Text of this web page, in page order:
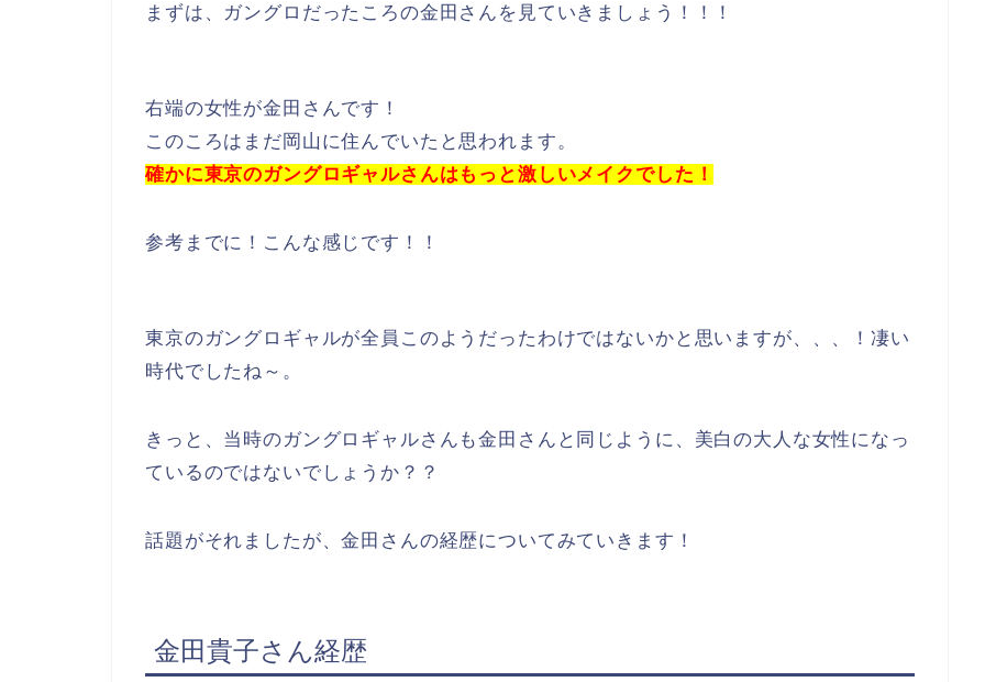
まずは、ガングロだったころの金田さんを見ていきましょう！！！
右端の女性が金田さんです！
このころはまだ岡山に住んでいたと思われます。
確かに東京のガングロギャルさんはもっと激しいメイクでした！
参考までに！こんな感じです！！
東京のガングロギャルが全員このようだったわけではないかと思いますが、、、！凄い
時代でしたね～。
きっと、当時のガングロギャルさんも金田さんと同じように、美白の大人な女性になっ
ているのではないでしょうか？？
話題がそれましたが、金田さんの経歴についてみていきます！
金田貴子さん経歴